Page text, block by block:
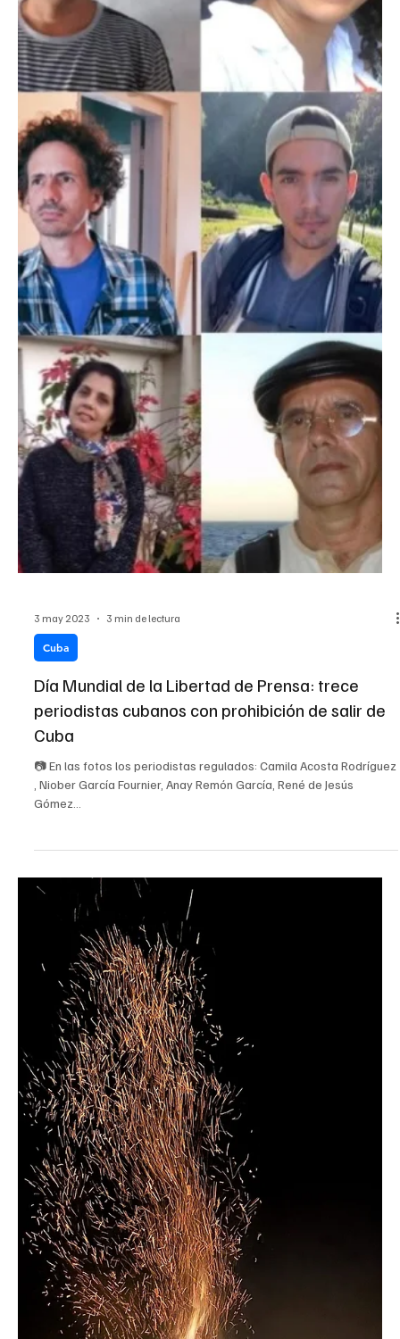
La opinión independiente: un libro para pensar a
Cuba
📷 Cubierta del libro con una obra de Jordan Isel (Mario Ramírez)
✍️ Mario Ramírez Hay que agradecer a Grupo Ánima Ediciones y a
la ONG...
3 may 2023 3 min de lectura
Cuba
Día Mundial de la Libertad de Prensa: trece
periodistas cubanos con prohibición de salir de
Cuba
📷 En las fotos los periodistas regulados: Camila Acosta Rodríguez
, Niober García Fournier, Anay Remón García, René de Jesús
Gómez...